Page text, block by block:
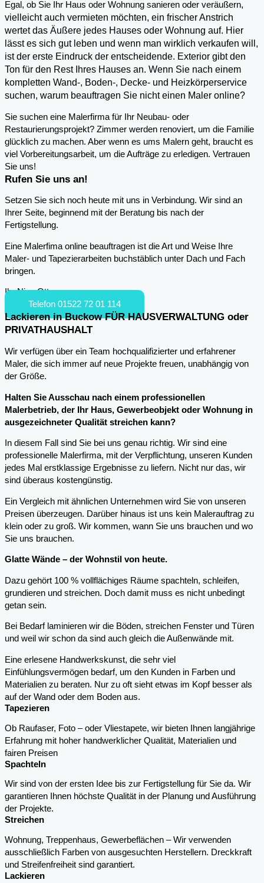
Egal, ob Sie Ihr Haus oder Wohnung sanieren oder veräußern,
vielleicht auch vermieten möchten, ein frischer Anstrich
wertet das Äußere jedes Hauses oder Wohnung auf. Hier
lässt es sich gut leben und wenn man wirklich verkaufen will,
ist der erste Eindruck der entscheidende. Exterior gibt den
Ton für den Rest Ihres Hauses an. Wenn Sie nach einem
kompletten Wand-, Boden-, Decke- und Heizkörperservice
suchen, warum beauftragen Sie nicht einen Maler online?
Sie suchen eine Malerfirma für Ihr Neubau- oder
Restaurierungsprojekt? Zimmer werden renoviert, um die Familie
glücklich zu machen. Aber wenn es ums Malern geht, braucht es
viel Vorbereitungsarbeit, um die Aufträge zu erledigen. Vertrauen
Sie uns!
Rufen Sie uns an!
Setzen Sie sich noch heute mit uns in Verbindung. Wir sind an
Ihrer Seite, beginnend mit der Beratung bis nach der
Fertigstellung.
Eine Malerfima online beauftragen ist die Art und Weise Ihre
Maler- und Tapezierarbeiten buchstäblich unter Dach und Fach
bringen.
Ihr Nico Otto
Telefon 01522 72 01 114
Lackieren in Buckow FÜR HAUSVERWALTUNG oder
PRIVATHAUSHALT
Wir verfügen über ein Team hochqualifizierter und erfahrener
Maler, die sich immer auf neue Projekte freuen, unabhängig von
der Größe.
Halten Sie Ausschau nach einem professionellen
Malerbetrieb, der Ihr Haus, Gewerbeobjekt oder Wohnung in
ausgezeichneter Qualität streichen kann?
In diesem Fall sind Sie bei uns genau richtig. Wir sind eine
professionelle Malerfirma, mit der Verpflichtung, unseren Kunden
jedes Mal erstklassige Ergebnisse zu liefern. Nicht nur das, wir
sind überaus kostengünstig.
Ein Vergleich mit ähnlichen Unternehmen wird Sie von unseren
Preisen überzeugen. Darüber hinaus ist uns kein Malerauftrag zu
klein oder zu groß. Wir kommen, wann Sie uns brauchen und wo
Sie uns brauchen.
Glatte Wände – der Wohnstil von heute.
Dazu gehört 100 % vollflächiges Räume spachteln, schleifen,
grundieren und streichen. Doch damit muss es nicht unbedingt
getan sein.
Bei Bedarf laminieren wir die Böden, streichen Fenster und Türen
und weil wir schon da sind auch gleich die Außenwände mit.
Eine erlesene Handwerkskunst, die sehr viel
Einfühlungsvermögen bedarf, um den Kunden in Farben und
Materialien zu beraten. Nur zu oft sieht etwas im Kopf besser als
auf der Wand oder dem Boden aus.
Tapezieren
Ob Raufaser, Foto – oder Vliestapete, wir bieten Ihnen langjährige
Erfahrung mit hoher handwerklicher Qualität, Materialien und
fairen Preisen
Spachteln
Wir sind von der ersten Idee bis zur Fertigstellung für Sie da. Wir
garantieren Ihnen höchste Qualität in der Planung und Ausführung
der Projekte.
Streichen
Wohnung, Treppenhaus, Gewerbeflächen – Wir verwenden
ausschließlich Farben von ausgesuchten Herstellern. Dreckkraft
und Streifenfreiheit sind garantiert.
Lackieren